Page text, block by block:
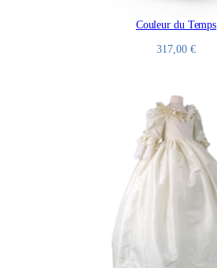
Couleur du Temps
317,00 €